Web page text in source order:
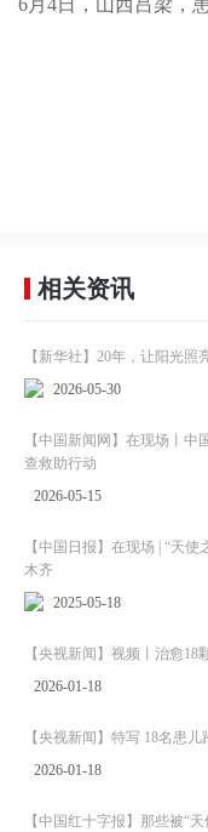
相关资讯
【新华社】20年，让阳光照
2026-05-30
【中国新闻网】在现场丨
查救助行动
2026-05-15
【中国日报】在现场 | “天
木齐
2025-05-18
【央视新闻】视频丨治愈
2026-01-18
【央视新闻】特写 18名患
2026-01-18
【中国红十字报】那些被“